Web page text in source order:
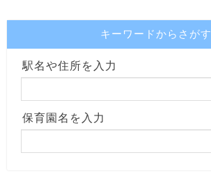
キーワードからさがす
駅名や住所を入力
保育園名を入力